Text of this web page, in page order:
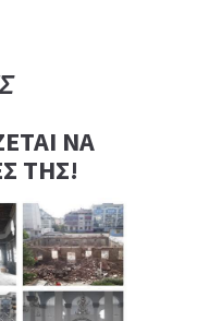
ΝΑ
ΤΗΣ!